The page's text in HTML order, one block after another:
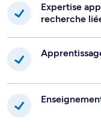
Expertise
recherche